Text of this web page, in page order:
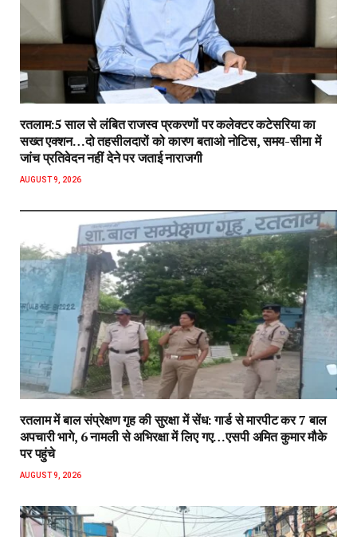
रतलाम:5 साल से लंबित राजस्व प्रकरणों पर कलेक्टर कटेसरिया का
सख्त एक्शन…दो तहसीलदारों को कारण बताओ नोटिस, समय-सीमा में
जांच प्रतिवेदन नहीं देने पर जताई नाराजगी
AUGUST 9, 2026
रतलाम में बाल संप्रेक्षण गृह की सुरक्षा में सेंध: गार्ड से मारपीट कर 7 बाल
अपचारी भागे, 6 नामली से अभिरक्षा में लिए गए…एसपी अमित कुमार मौके
पर पहुंचे
AUGUST 9, 2026